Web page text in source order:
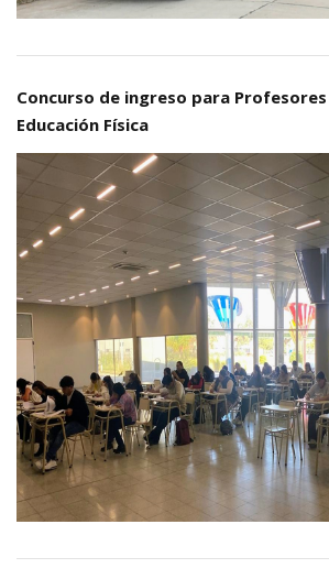
Concurso de ingreso para
Educación Física